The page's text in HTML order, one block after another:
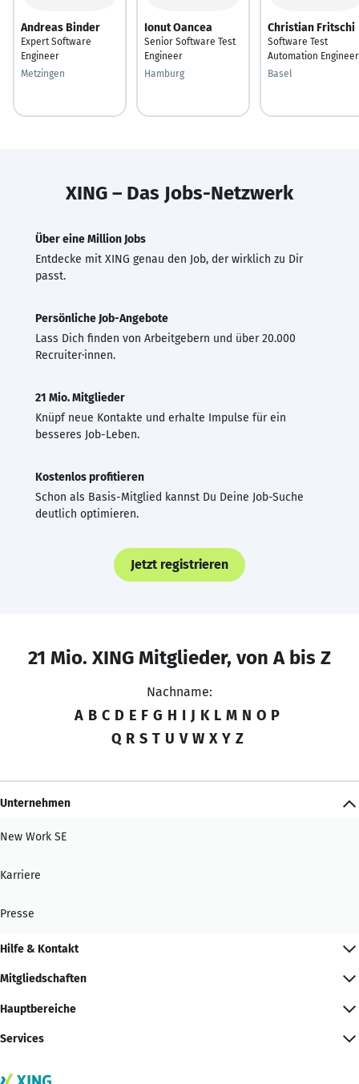
Andreas Binder
Expert Software
Engineer
Metzingen
Ionut Oancea
Senior Software Test
Engineer
Hamburg
Christian Fritschi
Software Test
Automation Engineer
Basel
XING – Das Jobs-Netzwerk
Über eine Million Jobs
Entdecke mit XING genau den Job, der wirklich zu Dir
passt.
Persönliche Job-Angebote
Lass Dich finden von Arbeitgebern und über 20.000
Recruiter·innen.
21 Mio. Mitglieder
Knüpf neue Kontakte und erhalte Impulse für ein
besseres Job-Leben.
Kostenlos profitieren
Schon als Basis-Mitglied kannst Du Deine Job-Suche
deutlich optimieren.
Jetzt registrieren
21 Mio. XING Mitglieder, von A bis Z
Nachname:
A B C D E F G H I J K L M N O P
Q R S T U V W X Y Z
Unternehmen
New Work SE
Karriere
Presse
Hilfe & Kontakt
Mitgliedschaften
Hauptbereiche
Services